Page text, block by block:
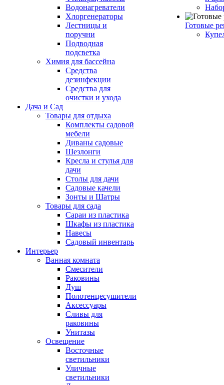
Водонагреватели
Хлоргенераторы
Лестницы и
поручни
Подводная
подсветка
Химия для бассейна
Средства
дезинфекции
Средства для
очистки и ухода
Дача и Сад
Товары для отдыха
Комплекты садовой
мебели
Диваны садовые
Шезлонги
Кресла и стулья для
дачи
Столы для дачи
Садовые качели
Зонты и Шатры
Товары для сада
Сараи из пластика
Шкафы из пластика
Навесы
Садовый инвентарь
Интерьер
Ванная комната
Смесители
Раковины
Душ
Полотенцесушители
Аксессуары
Сливы для
раковины
Унитазы
Освещение
Восточные
светильники
Уличные
светильники
Готовые